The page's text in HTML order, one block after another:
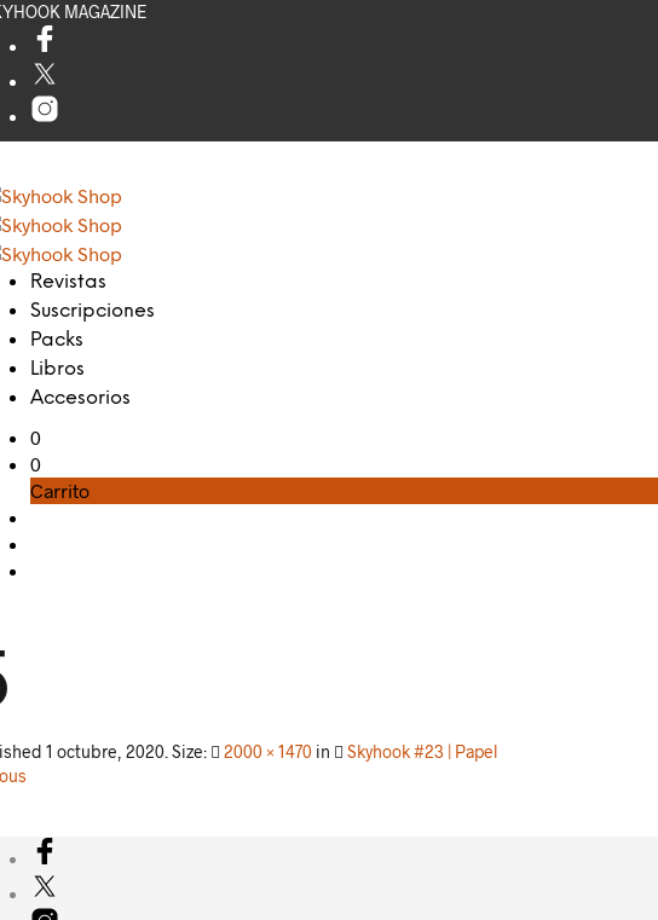
MAGAZINE
Revistas
Suscripciones
Packs
Libros
Accesorios
0
0
Carrito
1 octubre, 2020 . Size: 2000 × 1470 in
Skyhook #23 | Papel